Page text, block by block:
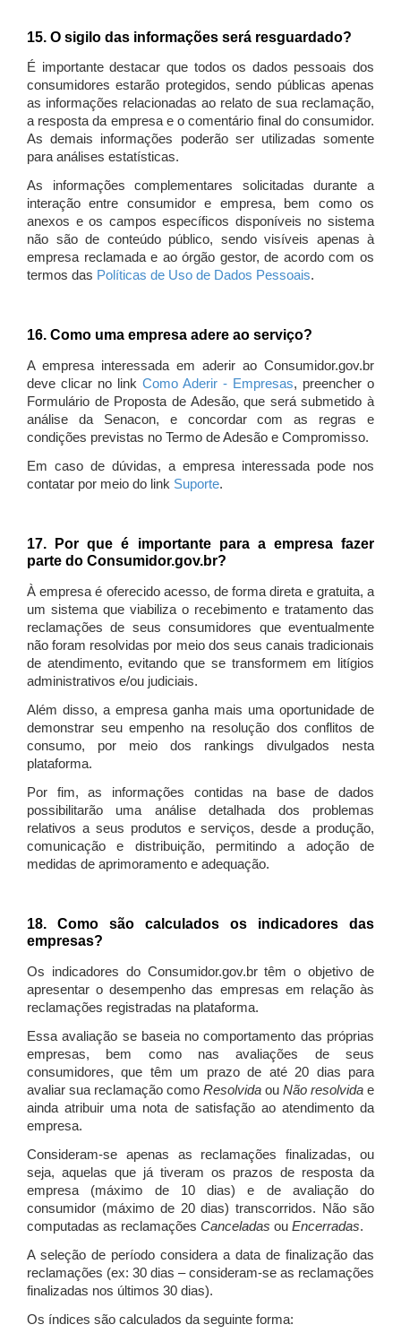
15. O sigilo das informações será resguardado?
É importante destacar que todos os dados pessoais dos
consumidores estarão protegidos, sendo públicas apenas
as informações relacionadas ao relato de sua reclamação,
a resposta da empresa e o comentário final do consumidor.
As demais informações poderão ser utilizadas somente
para análises estatísticas.
As informações complementares solicitadas durante a
interação entre consumidor e empresa, bem como os
anexos e os campos específicos disponíveis no sistema
não são de conteúdo público, sendo visíveis apenas à
empresa reclamada e ao órgão gestor, de acordo com os
termos das Políticas de Uso de Dados Pessoais.
16. Como uma empresa adere ao serviço?
A empresa interessada em aderir ao Consumidor.gov.br
deve clicar no link Como Aderir - Empresas, preencher o
Formulário de Proposta de Adesão, que será submetido à
análise da Senacon, e concordar com as regras e
condições previstas no Termo de Adesão e Compromisso.
Em caso de dúvidas, a empresa interessada pode nos
contatar por meio do link Suporte.
17. Por que é importante para a empresa fazer
parte do Consumidor.gov.br?
À empresa é oferecido acesso, de forma direta e gratuita, a
um sistema que viabiliza o recebimento e tratamento das
reclamações de seus consumidores que eventualmente
não foram resolvidas por meio dos seus canais tradicionais
de atendimento, evitando que se transformem em litígios
administrativos e/ou judiciais.
Além disso, a empresa ganha mais uma oportunidade de
demonstrar seu empenho na resolução dos conflitos de
consumo, por meio dos rankings divulgados nesta
plataforma.
Por fim, as informações contidas na base de dados
possibilitarão uma análise detalhada dos problemas
relativos a seus produtos e serviços, desde a produção,
comunicação e distribuição, permitindo a adoção de
medidas de aprimoramento e adequação.
18. Como são calculados os indicadores das
empresas?
Os indicadores do Consumidor.gov.br têm o objetivo de
apresentar o desempenho das empresas em relação às
reclamações registradas na plataforma.
Essa avaliação se baseia no comportamento das próprias
empresas, bem como nas avaliações de seus
consumidores, que têm um prazo de até 20 dias para
avaliar sua reclamação como Resolvida ou Não resolvida e
ainda atribuir uma nota de satisfação ao atendimento da
empresa.
Consideram-se apenas as reclamações finalizadas, ou
seja, aquelas que já tiveram os prazos de resposta da
empresa (máximo de 10 dias) e de avaliação do
consumidor (máximo de 20 dias) transcorridos. Não são
computadas as reclamações Canceladas ou Encerradas.
A seleção de período considera a data de finalização das
reclamações (ex: 30 dias – consideram-se as reclamações
finalizadas nos últimos 30 dias).
Os índices são calculados da seguinte forma: